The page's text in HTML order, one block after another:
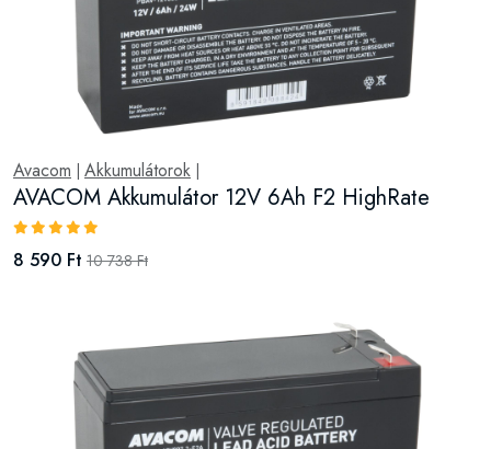
Avacom Akkumulátorok
AVACOM Akkumulátor 12V 6Ah F2 HighRate
8 590 Ft 10 738 Ft